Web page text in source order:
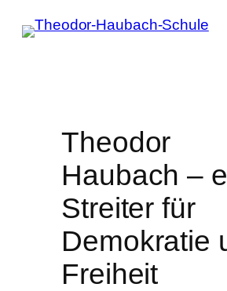
Inhalt
Theodor
Haubach –
Streiter für
Demokratie
Freiheit